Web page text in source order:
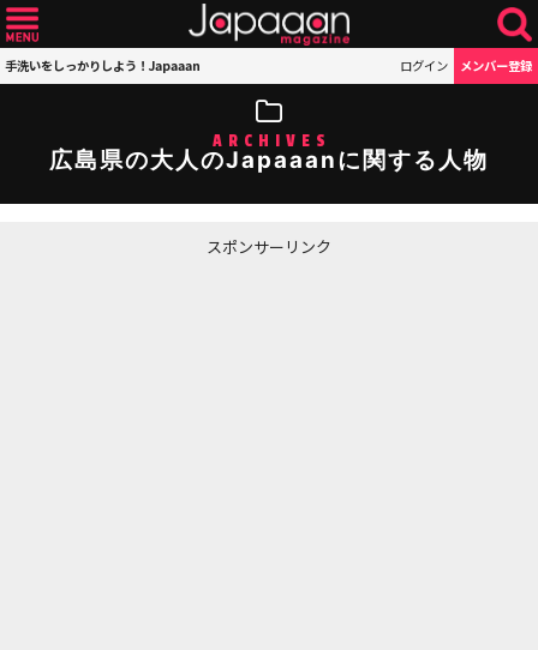
手洗いをしっかりしよう！Japaaan ログイン メンバー登録
ARCHIVES
広島県の大人のJapaaanに関する人物
スポンサーリンク